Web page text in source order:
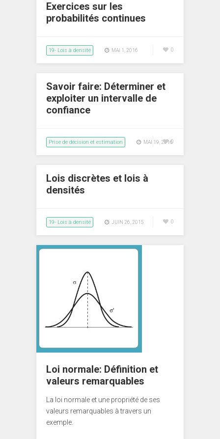
Exercices sur les
probabilités continues
19- Lois à densité MAI 1, 2016 0
Savoir faire: Déterminer et
exploiter un intervalle de
confiance
Prise de décision et estimation MAI 19, 20160
Lois discrètes et lois à
densités
19- Lois à densité JUIN 26, 2015 0
Loi normale: Définition et
valeurs remarquables
La loi normale et une propriété de ses
valeurs remarquables à travers un
exemple.